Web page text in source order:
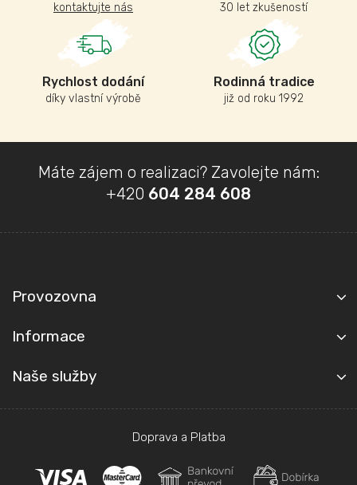
kontaktujte nás 30 let zkušeností
Rychlost dodání
díky vlastní výrobě
Rodinná tradice
již od roku 1992
a
Máte zájem o realizaci? Zavolejte nám:
+420 604 284 608
Provozovna
Informace
Naše služby
Doprava a Platba